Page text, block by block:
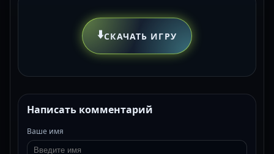
⬇️СКАЧАТЬ ИГРУ
Написать комментарий
Ваше имя